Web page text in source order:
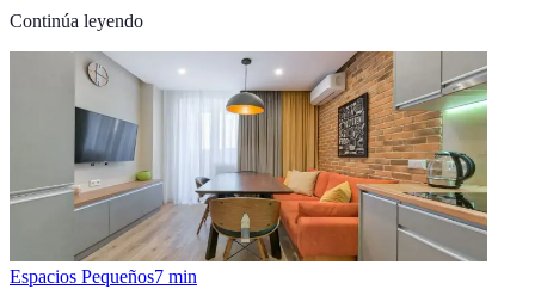
Continúa leyendo
Espacios Pequeños7 min